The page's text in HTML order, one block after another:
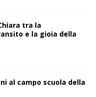
tra la
e la gioia della
al campo scuola della